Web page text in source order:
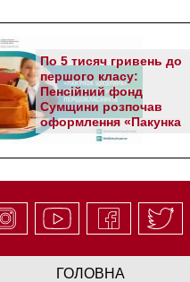
По 5 тисяч гривень до
першого класу:
Пенсійний фонд
Сумщини розпочав
оформлення «Пакунка
школяра»
ГОЛОВНА